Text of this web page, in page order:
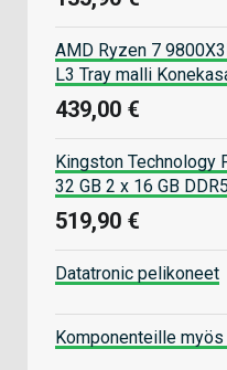
AMD Ryzen 7
L3 Tray malli
439,00 €
Kingston Technology
32 GB 2 x 16 GB DDR5
519,90 €
Datatronic pelikoneet
Komponenteille